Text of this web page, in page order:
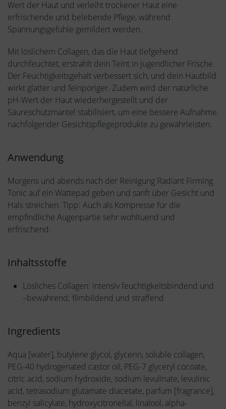
Wert der Haut und verleiht trockener Haut eine
erfrischende und belebende Pflege, während
Spannungsgefühle gemildert werden.
Mit löslichem Collagen, das die Haut tiefgehend
durchfeuchtet, erstrahlt dein Teint in jugendlicher Frische.
Der Feuchtigkeitsgehalt verbessert sich, und dein Hautbild
wirkt glatter und feinporiger. Zudem wird der natürliche
pH-Wert der Haut wiederhergestellt und der
Säureschutzmantel stabilisiert, um eine bessere Aufnahme
nachfolgender Gesichtspflegeprodukte zu gewährleisten.
Anwendung
Morgens und abends nach der Reinigung Radiant Firming
Tonic auf ein Wattepad geben und sanft über Gesicht und
Hals streichen. Tipp: Auch als Kompresse für die
empfindliche Augenpartie sehr wohltuend und
erfrischend.
Inhaltsstoffe
Lösliches Collagen: intensiv feuchtigkeitsbindend und
–bewahrend; filmbildend und straffend
Ingredients
Aqua [water], butylene glycol, glycerin, soluble collagen,
PEG-40 hydrogenated castor oil, PEG-7 glyceryl cocoate,
citric acid, sodium hydroxide, sodium levulinate, levulinic
acid, tetrasodium glutamate diacetate, parfum [fragrance],
benzyl salicylate, hydroxycitronellal, linalool, alpha-